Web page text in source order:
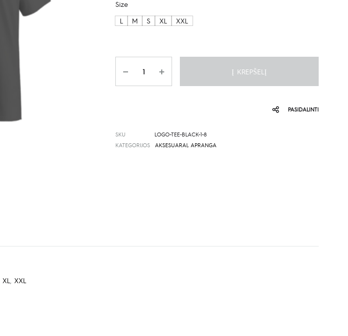
Size
L
M S XL XXL
Į KREPŠELĮ
PASIDALINTI
SKU
LOGO-TEE-BLACK-1-8
KATEGORIJOS
AKSESUARAI, APRANGA
XL XXL